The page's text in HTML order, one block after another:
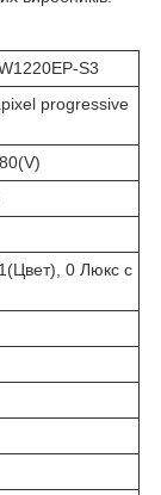
S3
progressive
0 Люкс с